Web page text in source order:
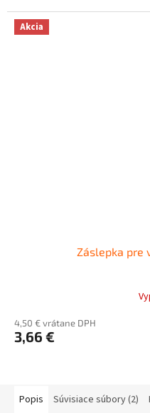
Akcia
Záslepka pre
4,50 € vrátane DPH
3,66 €
Popis Súvisiace súbory (2)